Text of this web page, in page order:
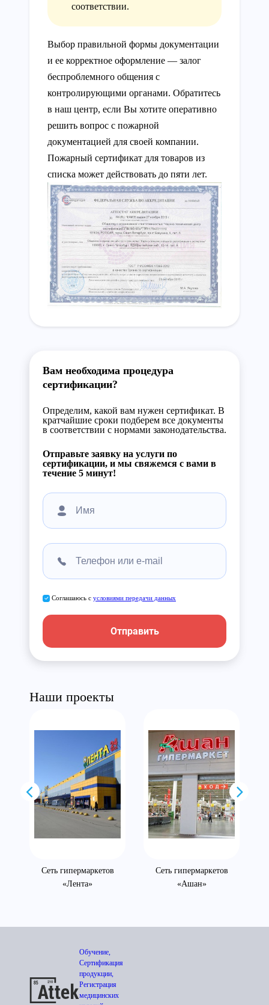
соответствии.
Выбор правильной формы документации
и ее корректное оформление — залог
беспроблемного общения с
контролирующими органами. Обратитесь
в наш центр, если Вы хотите оперативно
решить вопрос с пожарной
документацией для своей компании.
Пожарный сертификат для товаров из
списка может действовать до пяти лет.
Вам необходима процедура
сертификации?
Определим, какой вам нужен сертификат. В
кратчайшие сроки подберем все документы
в соответствии с нормами законодательства.
Отправьте заявку на услуги по
сертификации, и мы свяжемся с вами в
течение 5 минут!
Соглашаюсь с условиями передачи данных
Отправить
Наши проекты
Сеть гипермаркетов
«Лента»
Сеть гипермаркетов
«Ашан»
Обучение,
Сертификация
продукции,
Регистрация
медицинских